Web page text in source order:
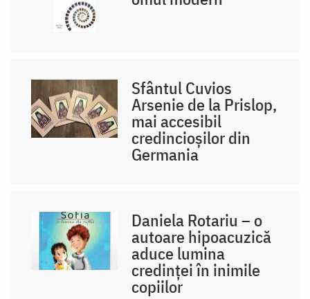
Sfântul Cuvios
Arsenie de la Prislop,
mai accesibil
credincioșilor din
Germania
Daniela Rotariu – o
autoare hipoacuzică
aduce lumina
credinței în inimile
copiilor